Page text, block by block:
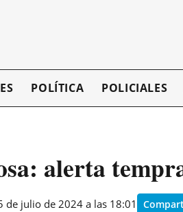
POLÍTICA POLICIALES
alerta
de julio de 2024 a las 18:01